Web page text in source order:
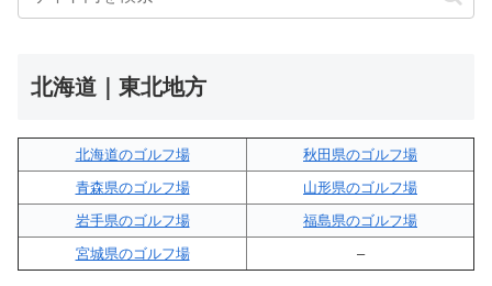
北海道｜東北地方
北海道のゴルフ場
秋田県のゴルフ場
青森県のゴルフ場
山形県のゴルフ場
岩手県のゴルフ場
福島県のゴルフ場
宮城県のゴルフ場
–